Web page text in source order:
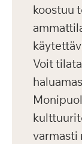
koostuu
Voit
varmasti